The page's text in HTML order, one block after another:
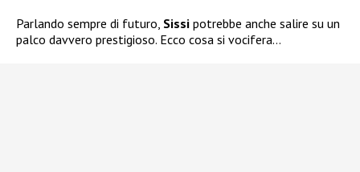
Parlando sempre di futuro, Sissi potrebbe anche salire su un
palco davvero prestigioso. Ecco cosa si vocifera…